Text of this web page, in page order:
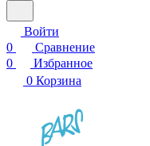
Войти
0
Сравнение
0
Избранное
0 Корзина